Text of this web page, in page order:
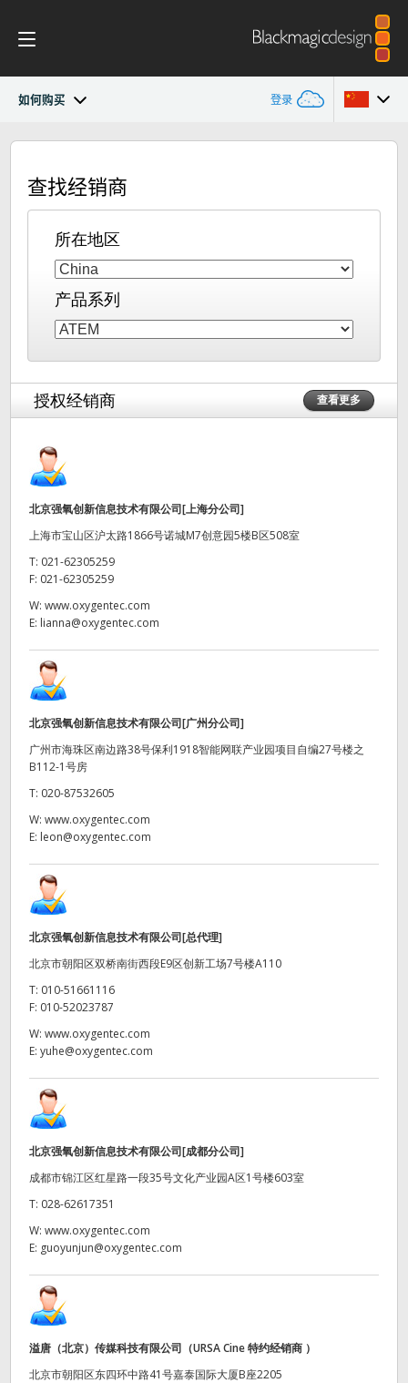
如何购买 登录
ATEM Converters
设计
技术规格
Australia
Austria
Brazil
Canada
Denmark
Germany
中国香港
India
Italy
Mexico
Netherlands
Poland
Portugal
Singapore
South Africa
中华台北
Turkey
UAE
United States
查找经销商
所在地区
产品系列
授权经销商 查看更多
北京强氧创新信息技术有限公司[上海分公司]
上海市宝山区沪太路1866号诺城M7创意园5楼B区508室
T: 021-62305259
F: 021-62305259
W: www.oxygentec.com
E: lianna@oxygentec.com
北京强氧创新信息技术有限公司[广州分公司]
广州市海珠区南边路38号保利1918智能网联产业园项目自编27号楼之
B112-1号房
T: 020-87532605
W: www.oxygentec.com
E: leon@oxygentec.com
北京强氧创新信息技术有限公司[总代理]
北京市朝阳区双桥南街西段E9区创新工场7号楼A110
T: 010-51661116
F: 010-52023787
W: www.oxygentec.com
E: yuhe@oxygentec.com
北京强氧创新信息技术有限公司[成都分公司]
成都市锦江区红星路一段35号文化产业园A区1号楼603室
T: 028-62617351
W: www.oxygentec.com
E: guoyunjun@oxygentec.com
溢唐（北京）传媒科技有限公司（URSA Cine 特约经销商 ）
北京市朝阳区东四环中路41号嘉泰国际大厦B座2205